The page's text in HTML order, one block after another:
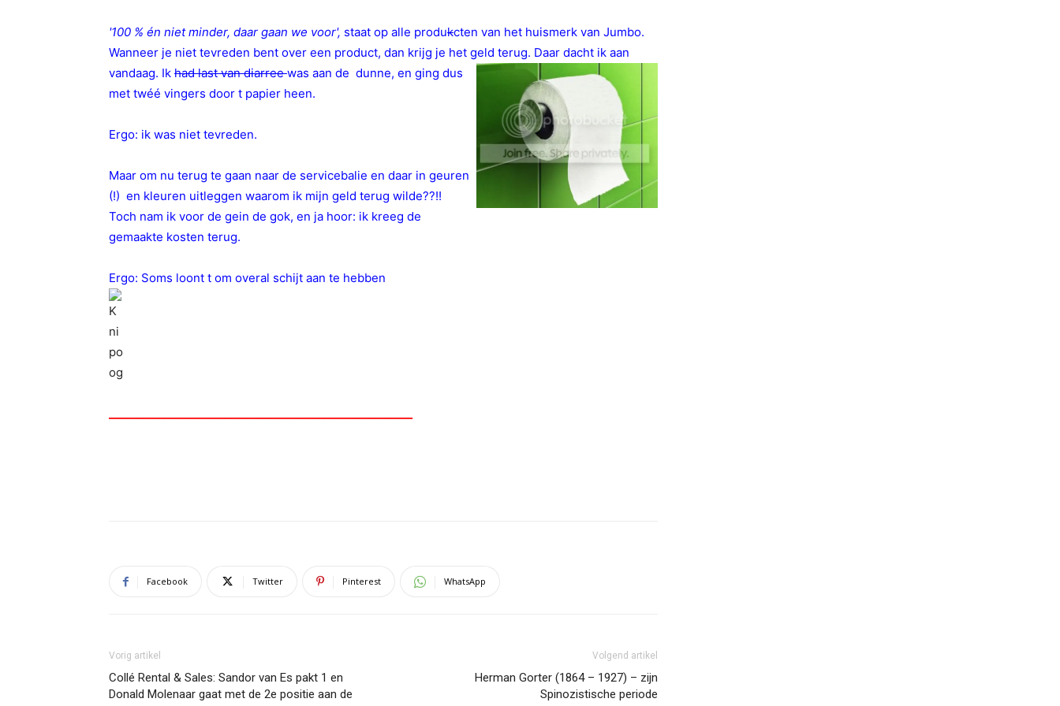
'100 % én niet minder, daar gaan we voor', staat op alle produkcten van het huismerk van Jumbo.
Wanneer je niet tevreden bent over een product, dan krijg je het geld terug. Daar dacht ik aan
vandaag. Ik had last van diarreewas aan de dunne, en ging dus
met twéé vingers door t papier heen.
Ergo: ik was niet tevreden.
Maar om nu terug te gaan naar de servicebalie en daar in geuren
(!) en kleuren uitleggen waarom ik mijn geld terug wilde??!!
Toch nam ik voor de gein de gok, en ja hoor: ik kreeg de
gemaakte kosten terug.
Ergo: Soms loont t om overal schijt aan te hebben
Facebook Twitter Pinterest WhatsApp
Vorig artikel
Collé Rental & Sales: Sandor van Es pakt 1 en
Donald Molenaar gaat met de 2e positie aan de
Volgend artikel
Herman Gorter (1864 – 1927) – zijn
Spinozistische periode